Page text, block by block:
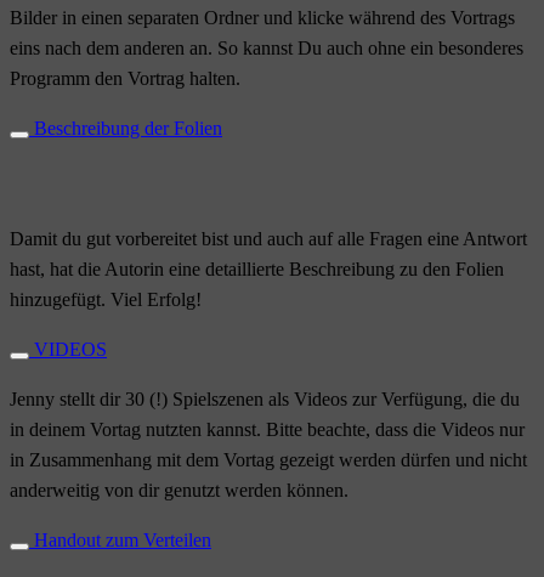
Bilder in einen separaten Ordner und klicke während des Vortrags
eins nach dem anderen an. So kannst Du auch ohne ein besonderes
Programm den Vortrag halten.
Beschreibung der Folien
Damit du gut vorbereitet bist und auch auf alle Fragen eine Antwort
hast, hat die Autorin eine detaillierte Beschreibung zu den Folien
hinzugefügt. Viel Erfolg!
VIDEOS
Jenny stellt dir 30 (!) Spielszenen als Videos zur Verfügung, die du
in deinem Vortag nutzten kannst. Bitte beachte, dass die Videos nur
in Zusammenhang mit dem Vortag gezeigt werden dürfen und nicht
anderweitig von dir genutzt werden können.
Handout zum Verteilen